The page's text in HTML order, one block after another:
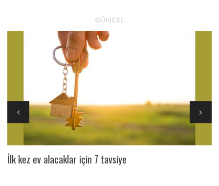
GÜNCEL
İlk kez ev alacaklar için 7 tavsiye